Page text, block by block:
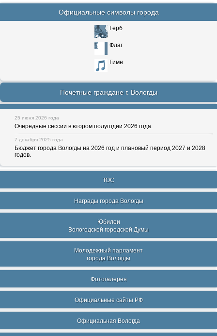
Официальные символы города
Герб
Флаг
Гимн
Почетные граждане г. Вологды
25 июня 2026 года
Очередные сессии в втором полугодии 2026 года.
7 декабря 2025 года
Бюджет города Вологды на 2026 год и плановый период 2027 и 2028
годов.
ТОС
Награды города Вологды
Юбилеи
Вологодской городской Думы
Молодежный парламент
города Вологды
Фотогалерея
Официальные сайты РФ
Официальная Вологда